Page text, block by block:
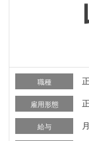
職種
雇用形態
給与